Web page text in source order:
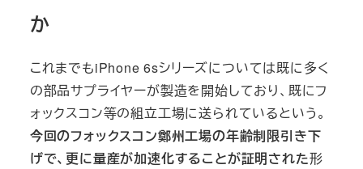
か
これまでもiPhone 6sシリーズについては既に多く
の部品サプライヤーが製造を開始しており、既にフ
ォックスコン等の組立工場に送られているという。
今回のフォックスコン鄭州工場の年齢制限引き下
げで、更に量産が加速化することが証明された形